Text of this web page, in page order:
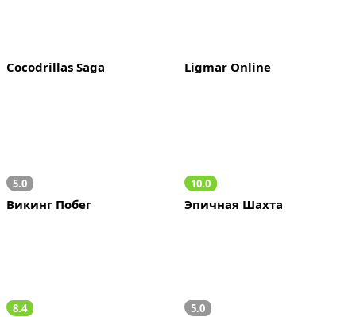
Cocodrillas Saga Ligmar Online
5.0
Викинг Побег
10.0
Эпичная Шахта
8.4 5.0